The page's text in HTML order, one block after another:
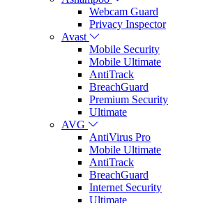
Webcam Guard
Privacy Inspector
Avast
Mobile Security
Mobile Ultimate
AntiTrack
BreachGuard
Premium Security
Ultimate
AVG
AntiVirus Pro
Mobile Ultimate
AntiTrack
BreachGuard
Internet Security
Ultimate